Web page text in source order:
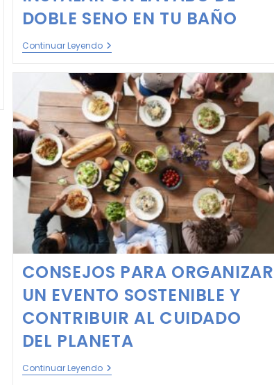
DOBLE SENO EN TU BAÑO
Continuar Leyendo
CONSEJOS PARA ORGANIZAR
UN EVENTO SOSTENIBLE Y
CONTRIBUIR AL CUIDADO
DEL PLANETA
Continuar Leyendo